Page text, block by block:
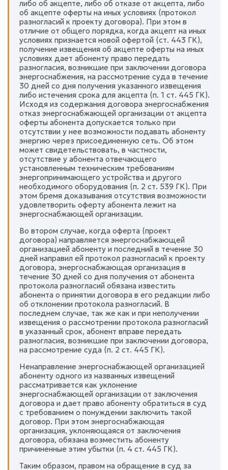
либо об акцепте, либо об отказе от акцепта, либо
об акцепте оферты на иных условиях (протокол
разногласий к проекту договора). При этом в
отличие от общего порядка, когда акцепт на иных
условиях признается новой офертой (ст. 443 ГК),
получение извещения об акцепте оферты на иных
условиях дает абоненту право передать
разногласия, возникшие при заключении договора
энергоснабжения, на рассмотрение суда в течение
30 дней со дня получения указанного извещения
либо истечения срока для акцепта (п. 1 ст. 445 ГК).
Исходя из содержания договора энергоснабжения
отказ энергоснабжающей организации от акцепта
оферты абонента допускается только при
отсутствии у нее возможности подавать абоненту
энергию через присоединенную сеть. Об этом
может свидетельствовать, в частности,
отсутствие у абонента отвечающего
установленным техническим требованиям
энергопринимающего устройства и другого
необходимого оборудования (п. 2 ст. 539 ГК). При
этом бремя доказывания отсутствия возможности
удовлетворить оферту абонента лежит на
энергоснабжающей организации.
Во втором случае, когда оферта (проект
договора) направляется энергоснабжающей
организацией абоненту и последний в течение 30
дней направил ей протокол разногласий к проекту
договора, энергоснабжающая организация в
течение 30 дней со дня получения от абонента
протокола разногласий обязана известить
абонента о принятии договора в его редакции либо
об отклонении протокола разногласий. В
последнем случае, так же как и при неполучении
извещения о рассмотрении протокола разногласий
в указанный срок, абонент вправе передать
разногласия, возникшие при заключении договора,
на рассмотрение суда (п. 2 ст. 445 ГК).
Ненаправление энергоснабжающей организацией
абоненту одного из названных извещений
рассматривается как уклонение
энергоснабжающей организации от заключения
договора и дает право абоненту обратиться в суд
с требованием о понуждении заключить такой
договор. При этом энергоснабжающая
организация, уклоняющаяся от заключения
договора, обязана возместить абоненту
причиненные этим убытки (п. 4 ст. 445 ГК).
Таким образом, правом на обращение в суд за